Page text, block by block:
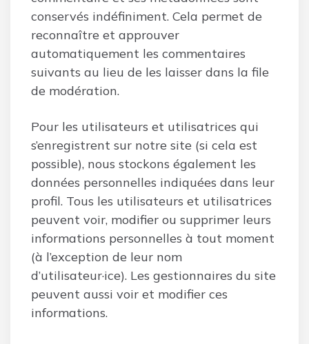
conservés indéfiniment. Cela permet de
reconnaître et approuver
automatiquement les commentaires
suivants au lieu de les laisser dans la file
de modération.
Pour les utilisateurs et utilisatrices qui
s’enregistrent sur notre site (si cela est
possible), nous stockons également les
données personnelles indiquées dans leur
profil. Tous les utilisateurs et utilisatrices
peuvent voir, modifier ou supprimer leurs
informations personnelles à tout moment
(à l’exception de leur nom
d’utilisateur·ice). Les gestionnaires du site
peuvent aussi voir et modifier ces
informations.